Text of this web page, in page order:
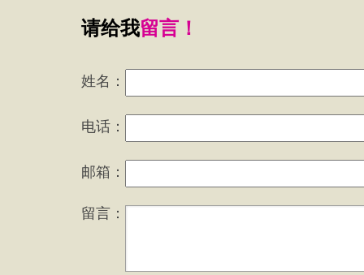
请给我留言！
姓名：
电话：
邮箱：
留言：